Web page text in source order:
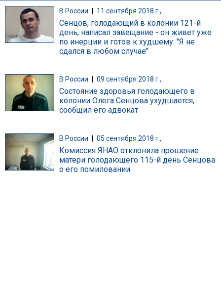
В России 11 сентября 2018 г.,
Сенцов, голодающий в колонии 121-й
день, написал завещание - он живет уже
по инерции и готов к худшему: "Я не
сдался в любом случае"
В России 09 сентября 2018 г.,
Состояние здоровья голодающего в
колонии Олега Сенцова ухудшается,
сообщил его адвокат
В России | 05 сентября 2018 г.,
Комиссия ЯНАО отклонила прошение
матери голодающего 115-й день Сенцова
о его помиловании